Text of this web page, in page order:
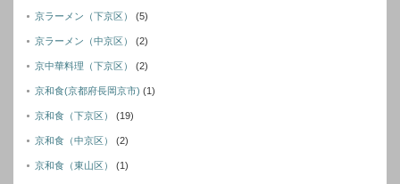
京ラーメン（下京区） (5)
京ラーメン（中京区） (2)
京中華料理（下京区） (2)
京和食(京都府長岡京市) (1)
京和食（下京区） (19)
京和食（中京区） (2)
京和食（東山区） (1)